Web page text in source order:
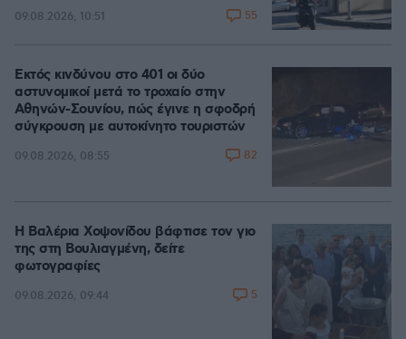
09.08.2026, 10:51 55
Εκτός κινδύνου στο 401 οι δύο
αστυνομικοί μετά το τροχαίο στην
Αθηνών-Σουνίου, πώς έγινε η σφοδρή
σύγκρουση με αυτοκίνητο τουριστών
09.08.2026, 08:55 82
Η Βαλέρια Χοψονίδου βάφτισε τον γιο
της στη Βουλιαγμένη, δείτε
φωτογραφίες
09.08.2026, 09:44 5